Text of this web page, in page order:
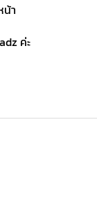
น้า
ค่ะ